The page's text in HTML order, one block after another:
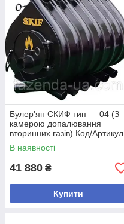
Булер'ян СКИФ тип — 04 (З
камерою допалювання
вторинних газів) Код/Артикул
В наявності
41 880 ₴
Купити